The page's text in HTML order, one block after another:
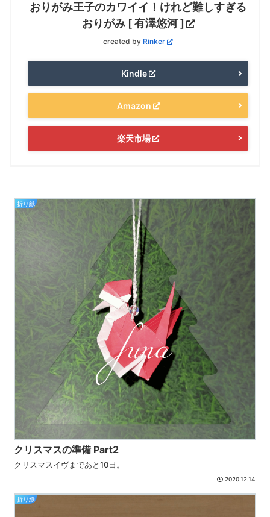
おりがみ王子のカワイイ！けれど難しすぎる
おりがみ [ 有澤悠河 ]
created by Rinker
Kindle
Amazon
楽天市場
折り紙
クリスマスの準備 Part2
クリスマスイヴまであと10日。
2020.12.14
折り紙